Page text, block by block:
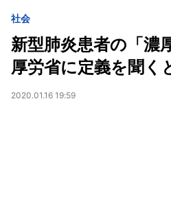
社会
新型肺炎患者の「濃
厚労省に定義を聞く
2020.01.16 19:59